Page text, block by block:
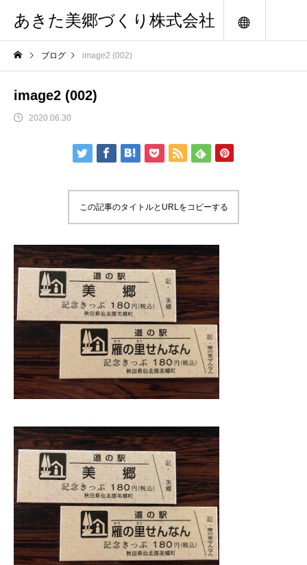
あきた美郷づくり株式会社
ブログ image2 (002)
image2 (002)
2020.06.30
この記事のタイトルとURLをコピーする